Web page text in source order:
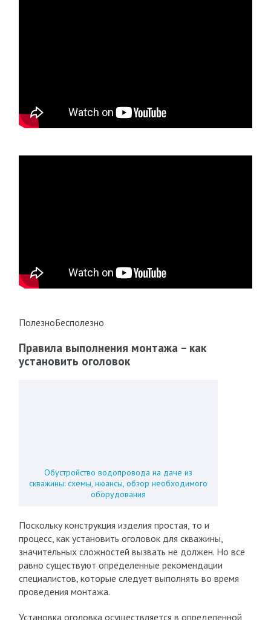
ПолезноБесполезно
Правила выполнения монтажа – как
установить оголовок
Обустройство водопровода на даче из
скважины: схемы, нюансы, обзор необходимого
оборудования
Поскольку конструкция изделия простая, то и
процесс, как установить оголовок для скважины,
значительных сложностей вызвать не должен. Но все
равно существуют определенные рекомендации
специалистов, которые следует выполнять во время
проведения монтажа.
Установка оголовка осуществляется в определенной